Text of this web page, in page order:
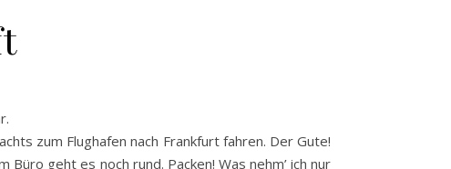
zum Flughafen nach Frankfurt fahren. Der Gute!
geht es noch rund. Packen! Was nehm’ ich nur